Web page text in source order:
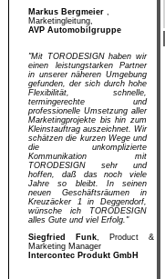
Markus Bergmeier ,
Marketingleitung,
AVP Automobilgruppe
"Mit TORODESIGN haben wir
einen leistungstarken Partner
in unserer näheren Umgebung
gefunden, der sich durch hohe
Flexibilität, schnelle,
termingerechte und
professionelle Umsetzung aller
Marketingprojekte bis hin zum
Kleinstauftrag auszeichnet. Wir
schätzen die kurzen Wege und
die unkomplizierte
Kommunikation mit
TORODESIGN sehr und
hoffen, daß das noch viele
Jahre so bleibt. In seinen
neuen Geschäftsräumen in
Kreuzäcker 1 in Deggendorf,
wünsche ich TORODESIGN
alles Gute und viel Erfolg."
Siegfried Funk, Product &
Marketing Manager
Intercontec Produkt GmbH